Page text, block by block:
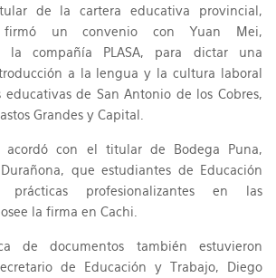
de la cartera educativa provincial,
firmó un convenio con Yuan Mei,
la compañía PLASA, para dictar una
a la lengua y la cultura laboral
de San Antonio de los Cobres,
Grandes y Capital.
acordó con el titular de Bodega Puna,
que estudiantes de Educación
prácticas profesionalizantes en las
la firma en Cachi.
de documentos también estuvieron
de Educación y Trabajo, Diego